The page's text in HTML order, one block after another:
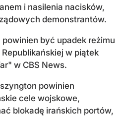
i nasilenia nacisków,
demonstrantów.
być upadek reżimu
w piątek
w CBS News.
powinien
cele wojskowe,
blokadę irańskich portów,